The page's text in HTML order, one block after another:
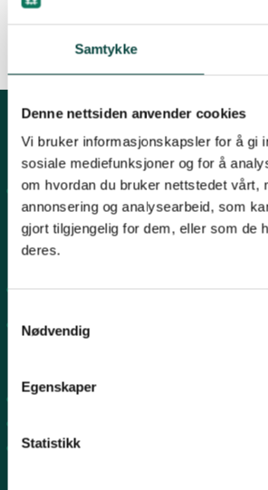
Samtykke
Denne nettsiden anvender cookies
Vi bruker informasjonskapsler for å gi
sosiale mediefunksjoner og for å
om hvordan du bruker nettstedet vårt,
annonsering og analysearbeid, som
gjort tilgjengelig for dem, eller som de
deres.
Nødvendig
Egenskaper
Statistikk
Påskeegg inneholder 20-30%
Kontakt fylkeslaget
Fylkesleder Martin Lindal
martinlindal@hotmail.com
996 04 555
Konto# 9365 15 88969
Arbeidsprogram
Slåttekurs